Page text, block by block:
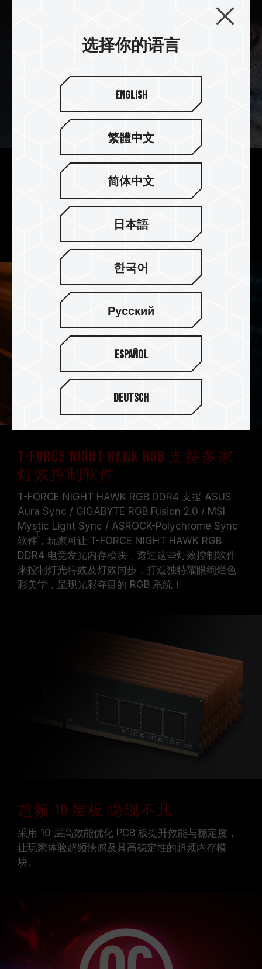
独特鹰眼战斗图腾
NIGHT HAWK RGB 独特鹰眼对称式散热片，搭配
鹰眼周围新增太阳色泽般耀眼的战斗图腾线条，以
锐利的鹰眼散发着耀眼的多彩光芒，超越群伦。
T-FORCE NIGHT HAWK RGB 支持多家
灯效控制软件
T-FORCE NIGHT HAWK RGB DDR4 支援 ASUS
Aura Sync / GIGABYTE RGB Fusion 2.0 / MSI
Mystic Light Sync / ASROCK-Polychrome Sync
软件，玩家可让 T-FORCE NIGHT HAWK RGB
DDR4 电竞发光内存模块，透过这些灯效控制软件
来控制灯光特效及灯效同步，打造独特耀眼绚烂色
彩美学，呈现光彩夺目的 RGB 系统！
超频 10 层板 隐现不凡
采用 10 层高效能优化 PCB 板提升效能与稳定度，
让玩家体验超频快感及具高稳定性的超频内存模
块。
选择你的语言
English
繁體中文
简体中文
日本語
한국어
Русский
Español
Deutsch